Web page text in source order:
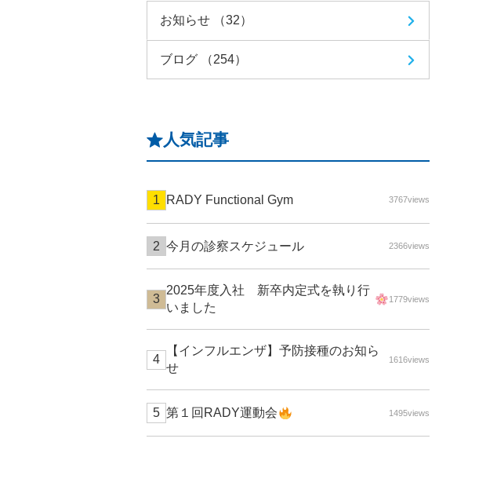
お知らせ （32）
ブログ （254）
人気記事
RADY Functional Gym 3767views
今月の診察スケジュール 2366views
2025年度入社 新卒内定式を執り行
いました
1779views
【インフルエンザ】予防接種のお知ら
せ
1616views
第１回RADY運動会 1495views